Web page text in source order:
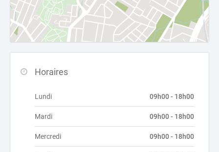
Horaires
Lundi 09h00 - 18h00
Mardi 09h00 - 18h00
Mercredi 09h00 - 18h00